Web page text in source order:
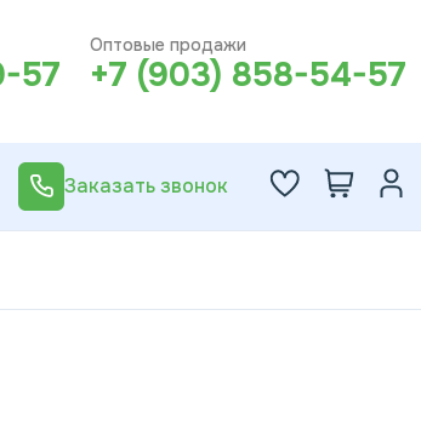
57
Оптовые продажи
+7 (903) 858-54-57
Заказать звонок